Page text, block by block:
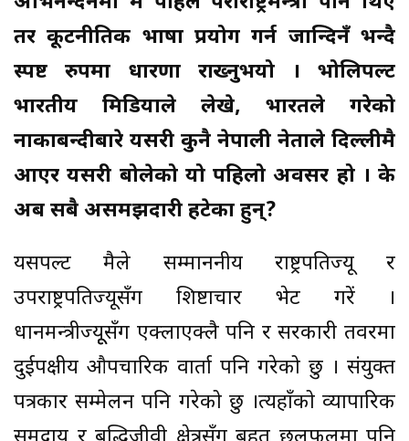
तर कूटनीतिक भाषा प्रयोग गर्न जान्दिनँ भन्दै
स्पष्ट रुपमा धारणा राख्नुभयो । भोलिपल्ट
भारतीय मिडियाले लेखे, भारतले गरेको
नाकाबन्दीबारे यसरी कुनै नेपाली नेताले दिल्लीमै
आएर यसरी बोलेको यो पहिलो अवसर हो । के
अब सबै असमझदारी हटेका हुन्?
यसपल्ट मैले सम्माननीय राष्ट्रपतिज्यू र
उपराष्ट्रपतिज्यूसँग शिष्टाचार भेट गरें ।
प्रधानमन्त्रीज्यूूसँग एक्लाएक्लै पनि र सरकारी तवरमा
दुईपक्षीय औपचारिक वार्ता पनि गरेको छु । संयुक्त
पत्रकार सम्मेलन पनि गरेको छु ।त्यहाँको व्यापारिक